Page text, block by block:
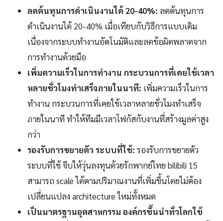
ลดต้นทุนการดำเนินงานได้ 20-40%: ลดต้นทุนการ
ดำเนินงานได้ 20-40% เมื่อเทียบกับวิธีการแบบเดิม
เนื่องจากระบบทำงานอัตโนมัติและลดข้อผิดพลาดจาก
การทำงานด้วยมือ
เพิ่มความเร็วในการทำงาน กระบวนการที่เคยใช้เวลา
หลายชั่วโมงทำเสร็จภายในนาที: เพิ่มความเร็วในการ
ทำงาน กระบวนการที่เคยใช้เวลาหลายชั่วโมงทำเสร็จ
ภายในนาที ทำให้ทีมมีเวลาโฟกัสกับงานที่สร้างมูลค่าสูง
กว่า
รองรับการขยายตัว ระบบที่ใช้: รองรับการขยายตัว
ระบบที่ใช้ จีบให้วุ่นลงทุนด้วยรักพากย์ไทย bilibili 15
สามารถ scale ได้ตามปริมาณงานที่เพิ่มขึ้นโดยไม่ต้อง
เปลี่ยนแปลง architecture ใหม่ทั้งหมด
เป็นมาตรฐานอุตสาหกรรม องค์กรชั้นนำทั่วโลกใช้